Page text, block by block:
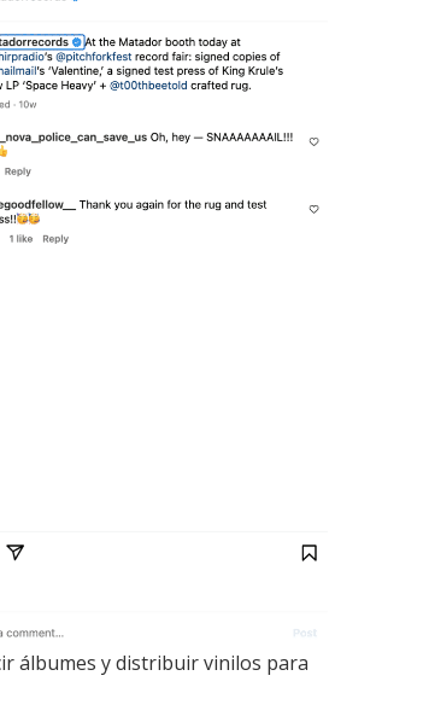
álbumes y distribuir vinilos para